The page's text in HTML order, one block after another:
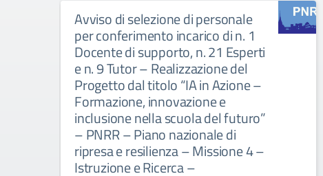
Avviso di selezione di personale
per conferimento incarico di n. 1
Docente di supporto, n. 21 Esperti
e n. 9 Tutor – Realizzazione del
Progetto dal titolo “IA in Azione –
Formazione, innovazione e
inclusione nella scuola del futuro”
– PNRR – Piano nazionale di
ripresa e resilienza – Missione 4 –
Istruzione e Ricerca –